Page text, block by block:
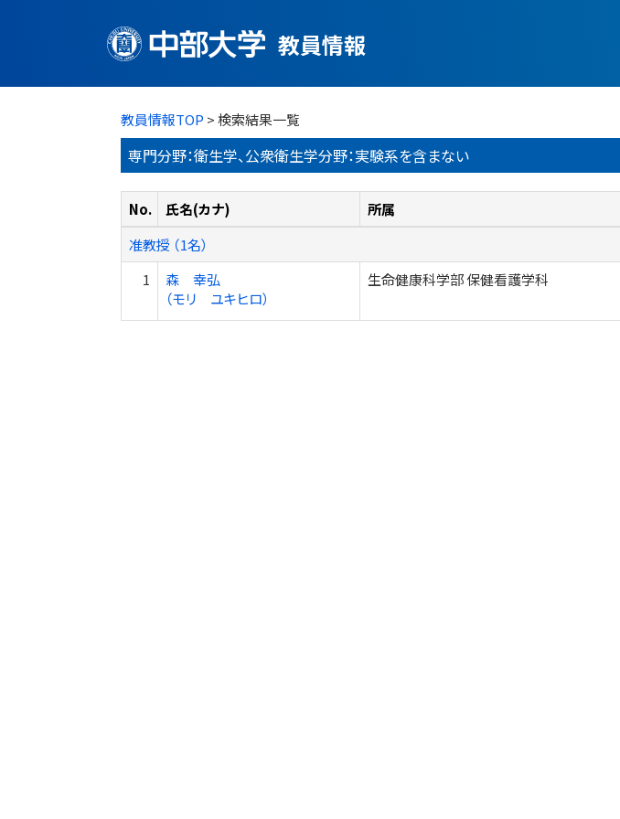
教員情報
教員情報TOP > 検索結果一覧
専門分野：衛生学、公衆衛生学分野：実験系を含まない
No. 氏名(カナ) 所属
准教授 （1名）
1
森 幸弘
（モリ ユキヒロ）
生命健康科学部 保健看護学科